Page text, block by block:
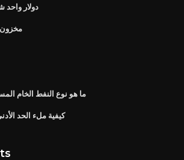
1935 دولار
مخزون
ما هو نوع النفط الخام
كيفية ملء الحد